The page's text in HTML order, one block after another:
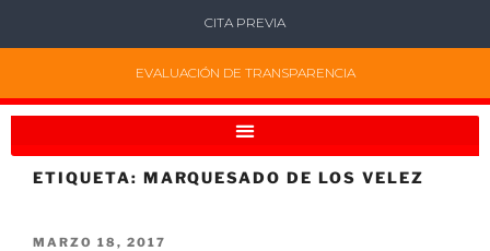
CITA PREVIA
EVALUACIÓN DE TRANSPARENCIA
ETIQUETA: MARQUESADO DE LOS VELEZ
MARZO 18, 2017